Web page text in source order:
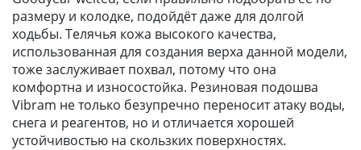
размеру и колодке, подойдёт даже для долгой
ходьбы. Телячья кожа высокого качества,
использованная для создания верха данной модели,
тоже заслуживает похвал, потому что она
комфортна и износостойка. Резиновая подошва
Vibram не только безупречно переносит атаку воды,
снега и реагентов, но и отличается хорошей
устойчивостью на скользких поверхностях.